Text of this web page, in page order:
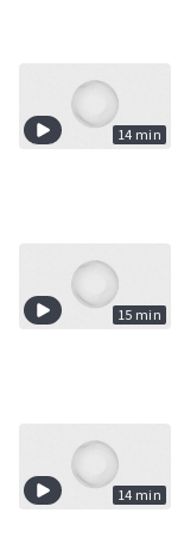
14 min
15 min
14 min